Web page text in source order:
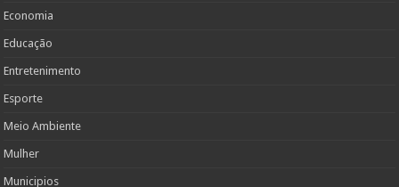
Economia
Educação
Entretenimento
Esporte
Meio Ambiente
Mulher
Municipios